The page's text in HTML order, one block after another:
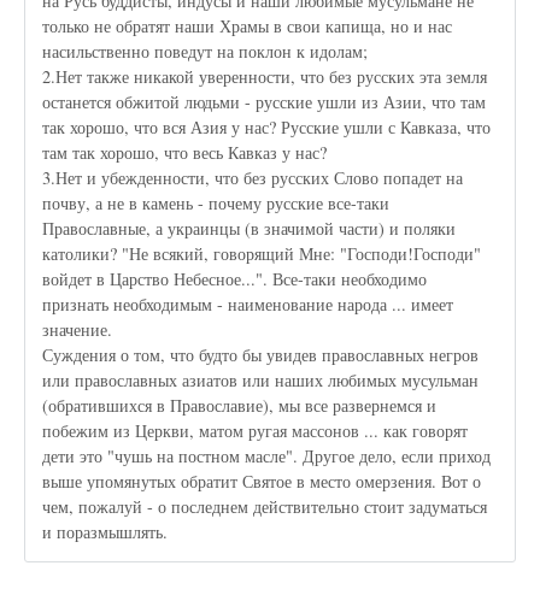
только не обратят наши Храмы в свои капища, но и нас
насильственно поведут на поклон к идолам;
2.Нет также никакой уверенности, что без русских эта земля
останется обжитой людьми - русские ушли из Азии, что там
так хорошо, что вся Азия у нас? Русские ушли с Кавказа, что
там так хорошо, что весь Кавказ у нас?
3.Нет и убежденности, что без русских Слово попадет на
почву, а не в камень - почему русские все-таки
Православные, а украинцы (в значимой части) и поляки
католики? "Не всякий, говорящий Мне: "Господи!Господи"
войдет в Царство Небесное...". Все-таки необходимо
признать необходимым - наименование народа ... имеет
значение.
Суждения о том, что будто бы увидев православных негров
или православных азиатов или наших любимых мусульман
(обратившихся в Православие), мы все развернемся и
побежим из Церкви, матом ругая массонов ... как говорят
дети это "чушь на постном масле". Другое дело, если приход
выше упомянутых обратит Святое в место омерзения. Вот о
чем, пожалуй - о последнем действительно стоит задуматься
и поразмышлять.